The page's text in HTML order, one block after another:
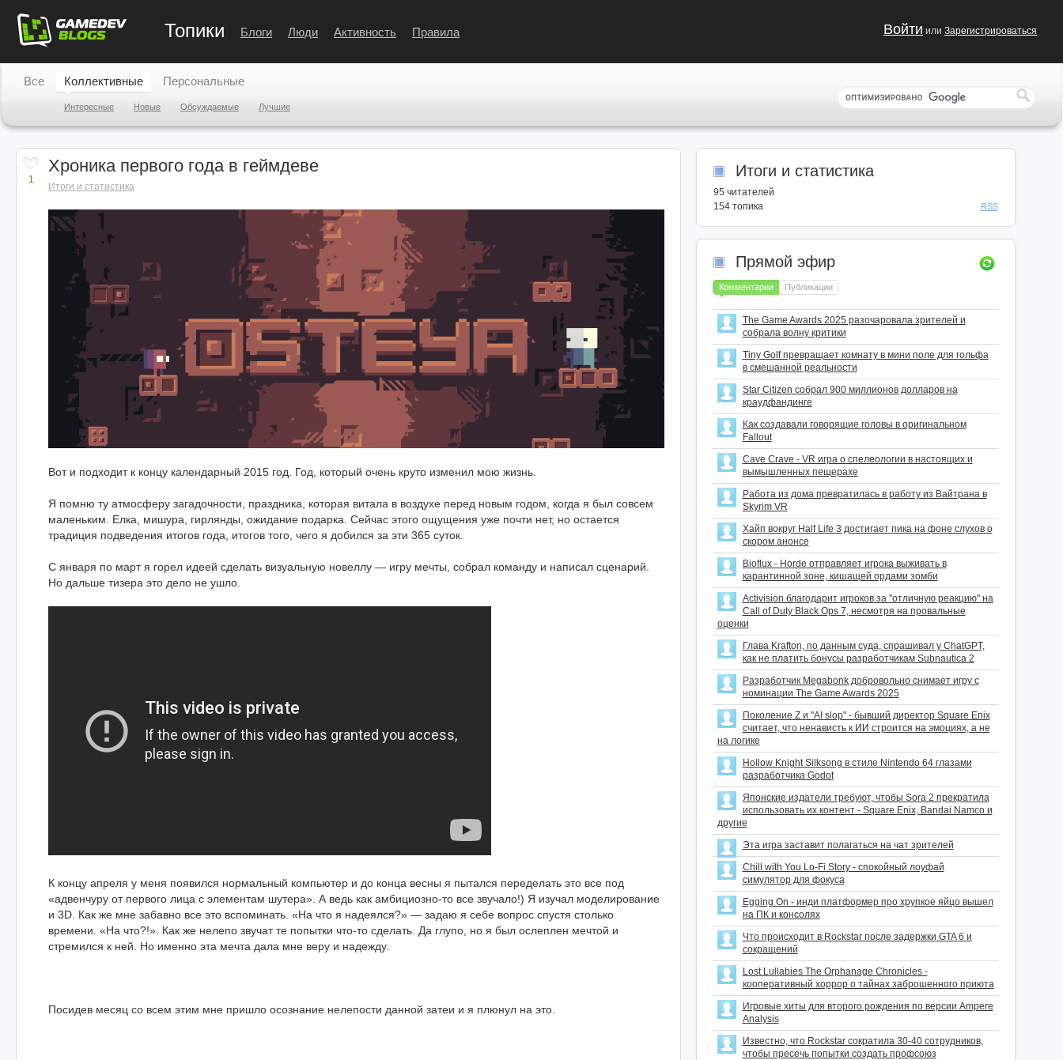
Войти или Зарегистрироваться
Топики Блоги Люди Активность Правила
Все Коллективные
Интересные Новые Обсуждаемые Лучшие
Персональные
Хроника первого года в геймдеве
1
Итоги и статистика
Вот и подходит к концу календарный 2015 год. Год, который очень круто изменил мою жизнь.
Я помню ту атмосферу загадочности, праздника, которая витала в воздухе перед новым годом, когда я был совсем
маленьким. Елка, мишура, гирлянды, ожидание подарка. Сейчас этого ощущения уже почти нет, но остается
традиция подведения итогов года, итогов того, чего я добился за эти 365 суток.
С января по март я горел идеей сделать визуальную новеллу — игру мечты, собрал команду и написал сценарий.
Но дальше тизера это дело не ушло.
К концу апреля у меня появился нормальный компьютер и до конца весны я пытался переделать это все под
«адвенчуру от первого лица с элементам шутера». А ведь как амбициозно-то все звучало!) Я изучал моделирование
и 3D. Как же мне забавно все это вспоминать. «На что я надеялся?» — задаю я себе вопрос спустя столько
времени. «На что?!». Как же нелепо звучат те попытки что-то сделать. Да глупо, но я был ослеплен мечтой и
стремился к ней. Но именно эта мечта дала мне веру и надежду.
Посидев месяц со всем этим мне пришло осознание нелепости данной затеи и я плюнул на это.
Итоги и статистика
95 читателей
154 топика
RSS
Прямой эфир
Комментарии Публикации
The Game Awards 2025 разочаровала зрителей и
собрала волну критики
Tiny Golf превращает комнату в мини поле для гольфа
в смешанной реальности
Star Citizen собрал 900 миллионов долларов на
краудфандинге
Как создавали говорящие головы в оригинальном
Fallout
Cave Crave - VR игра о спелеологии в настоящих и
вымышленных пещерахе
Работа из дома превратилась в работу из Вайтрана в
Skyrim VR
Хайп вокруг Half Life 3 достигает пика на фоне слухов о
скором анонсе
Bioflux - Horde отправляет игрока выживать в
карантинной зоне, кишащей ордами зомби
Activision благодарит игроков за "отличную реакцию" на
Call of Duty Black Ops 7, несмотря на провальные
оценки
Глава Krafton, по данным суда, спрашивал у ChatGPT,
как не платить бонусы разработчикам Subnautica 2
Разработчик Megabonk добровольно снимает игру с
номинации The Game Awards 2025
Поколение Z и "AI slop" - бывший директор Square Enix
считает, что ненависть к ИИ строится на эмоциях, а не
на логике
Hollow Knight Silksong в стиле Nintendo 64 глазами
разработчика Godot
Японские издатели требуют, чтобы Sora 2 прекратила
использовать их контент - Square Enix, Bandai Namco и
другие
Эта игра заставит полагаться на чат зрителей
Chill with You Lo-Fi Story - спокойный лоуфай
симулятор для фокуса
Egging On - инди платформер про хрупкое яйцо вышел
на ПК и консолях
Что происходит в Rockstar после задержки GTA 6 и
сокращений
Lost Lullabies The Orphanage Chronicles -
кооперативный хоррор о тайнах заброшенного приюта
Игровые хиты для второго рождения по версии Ampere
Analysis
Известно, что Rockstar сократила 30-40 сотрудников,
чтобы пресечь попытки создать профсоюз